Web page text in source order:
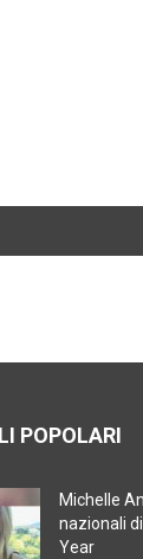
POPOLARI
Michelle
nazionali
Year